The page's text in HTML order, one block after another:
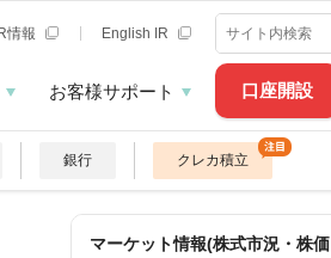
口座開設
情報 English IR
お客様サポート
銀行 クレカ積立
マーケット情報(株式市況・株価